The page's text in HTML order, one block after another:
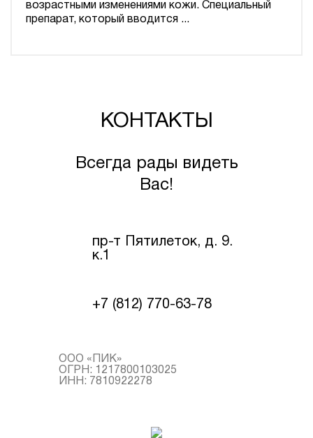
возрастными изменениями кожи. Специальный
препарат, который вводится ...
КОНТАКТЫ
Всегда рады видеть
Вас!
пр-т Пятилеток, д. 9.
к.1
+7 (812) 770-63-78
ООО «ПИК»
ОГРН: 1217800103025
ИНН: 7810922278